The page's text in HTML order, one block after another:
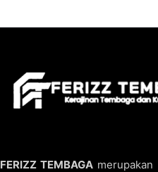
FERIZZ TEMBAGA merupakan